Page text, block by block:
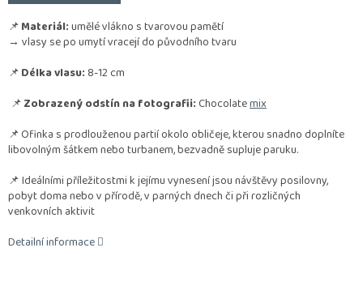
📌Materiál:umělé vlákno s tvarovou pamětí
→ vlasy se po umytí vracejí do původního tvaru
📌Délka vlasu: 8-12 cm
📌Zobrazený odstín na fotografii: Chocolatemix
📌Ofinka s prodlouženou partií okolo obličeje, kterou snadno doplníte
libovolným šátkem nebo turbanem, bezvadně supluje paruku.
📌 Ideálními příležitostmi k jejímu vynesení jsou návštěvy posilovny,
pobyt doma nebo v přírodě, v parných dnech či při rozličných
venkovních aktivit
Detailní informace